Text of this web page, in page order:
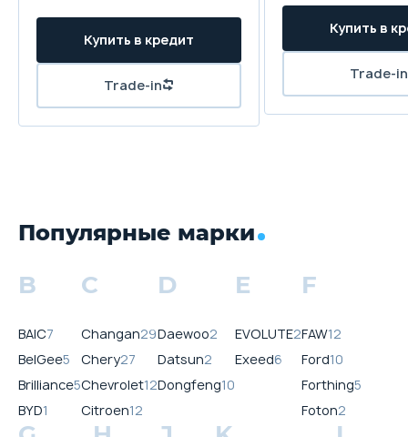
Популярные марки
B
BAIC7
BelGee5
Brilliance5
BYD1
C
Changan29
Chery27
Chevrolet12
Citroen12
D
Daewoo2
Datsun2
Dongfeng10
E
EVOLUTE2
Exeed6
F
FAW12
Ford10
Forthing5
Foton2